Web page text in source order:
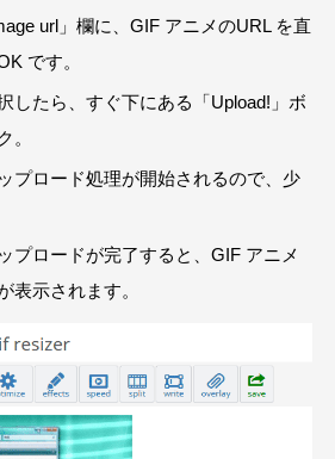
url」欄に、GIF アニメのURL を直
です。
したら、すぐ下にある「Upload!」ボ
。
プロード処理が開始されるので、少
プロードが完了すると、GIF アニメ
表示されます。